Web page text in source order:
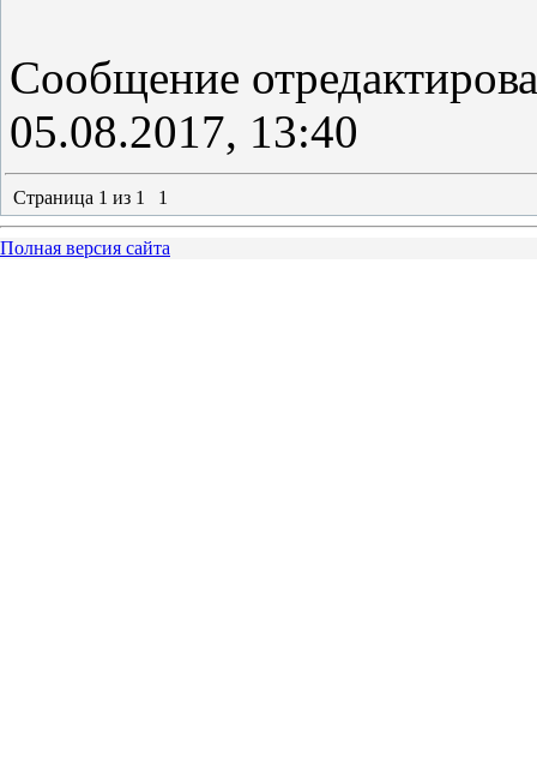
Сообщение
05.08.2017, 13:40
Страница 1 из 1 1
Полная версия сайта